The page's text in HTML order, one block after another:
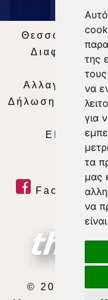
της
να
για
τα
μας
να
Θεσσαλία
Διαφήμιση |
Αλλαγή
Δήλωση
Facebook|
© 2026